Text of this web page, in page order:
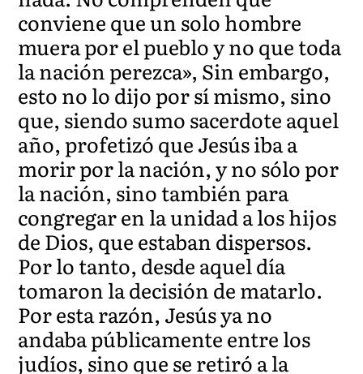
conviene que un solo hombre
muera por el pueblo y no que toda
la nación perezca», Sin embargo,
esto no lo dijo por sí mismo, sino
que, siendo sumo sacerdote aquel
año, profetizó que Jesús iba a
morir por la nación, y no sólo por
la nación, sino también para
congregar en la unidad a los hijos
de Dios, que estaban dispersos.
Por lo tanto, desde aquel día
tomaron la decisión de matarlo.
Por esta razón, Jesús ya no
andaba públicamente entre los
judíos, sino que se retiró a la